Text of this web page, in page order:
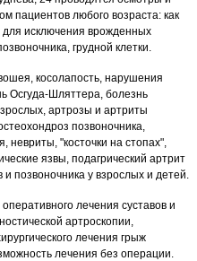
пациентов любого возраста: как
исключения врожденных
грудной клетки.
косолапость, нарушения
Осгуда-Шляттера, болезнь
артрозы и артриты
позвоночника,
"косточки на стопах",
язвы, подагрический артрит
и позвоночника у взрослых и детей.
лечения суставов и
артроскопии,
лечения грыж
лечения без операции.